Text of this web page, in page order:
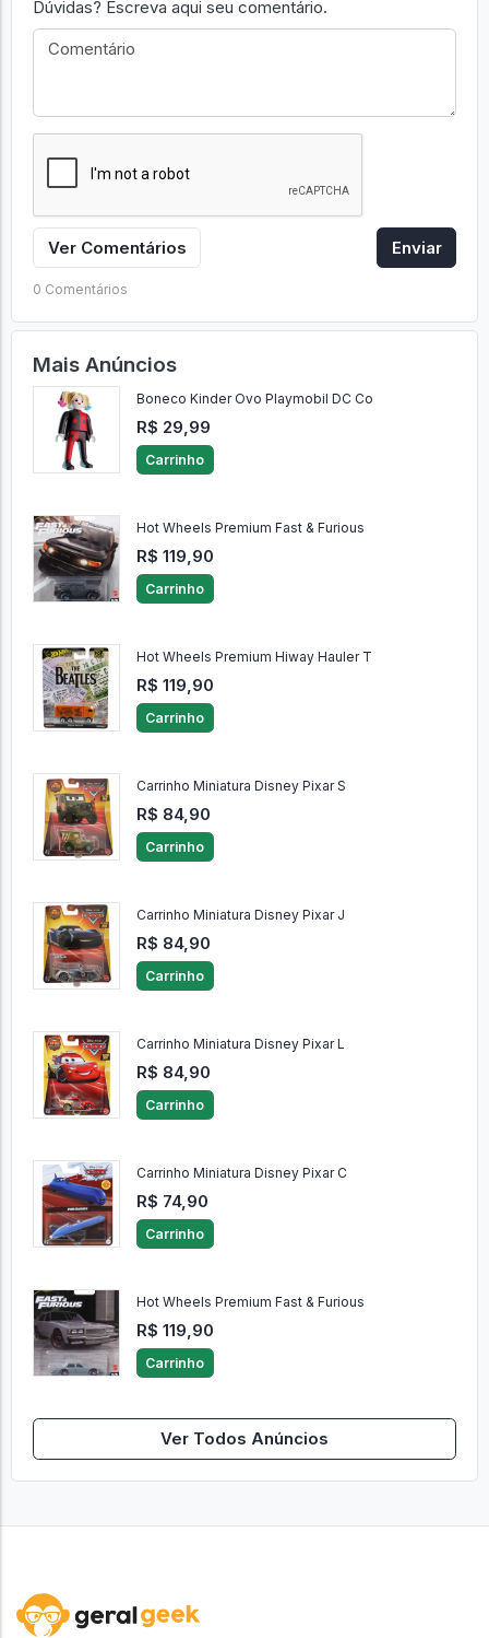
Dúvidas? Escreva aqui seu comentário.
Ver Comentários Enviar
0 Comentários
Mais Anúncios
Boneco Kinder Ovo Playmobil DC Co
R$ 29,99
Carrinho
Hot Wheels Premium Fast & Furious
R$ 119,90
Carrinho
Hot Wheels Premium Hiway Hauler T
R$ 119,90
Carrinho
Carrinho Miniatura Disney Pixar S
R$ 84,90
Carrinho
Carrinho Miniatura Disney Pixar J
R$ 84,90
Carrinho
Carrinho Miniatura Disney Pixar L
R$ 84,90
Carrinho
Carrinho Miniatura Disney Pixar C
R$ 74,90
Carrinho
Hot Wheels Premium Fast & Furious
R$ 119,90
Carrinho
Ver Todos Anúncios